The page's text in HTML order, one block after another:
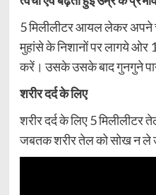
5 मिलीलीटर आयल लेकर अपने
मुहांसे के निशानों पर लागये ओर
करें। उसके उसके बाद गुनगुने
शरीर दर्द के लिए
शरीर दर्द के लिए 5 मिलीलीटर
जबतक शरीर तेल को सोख न ले